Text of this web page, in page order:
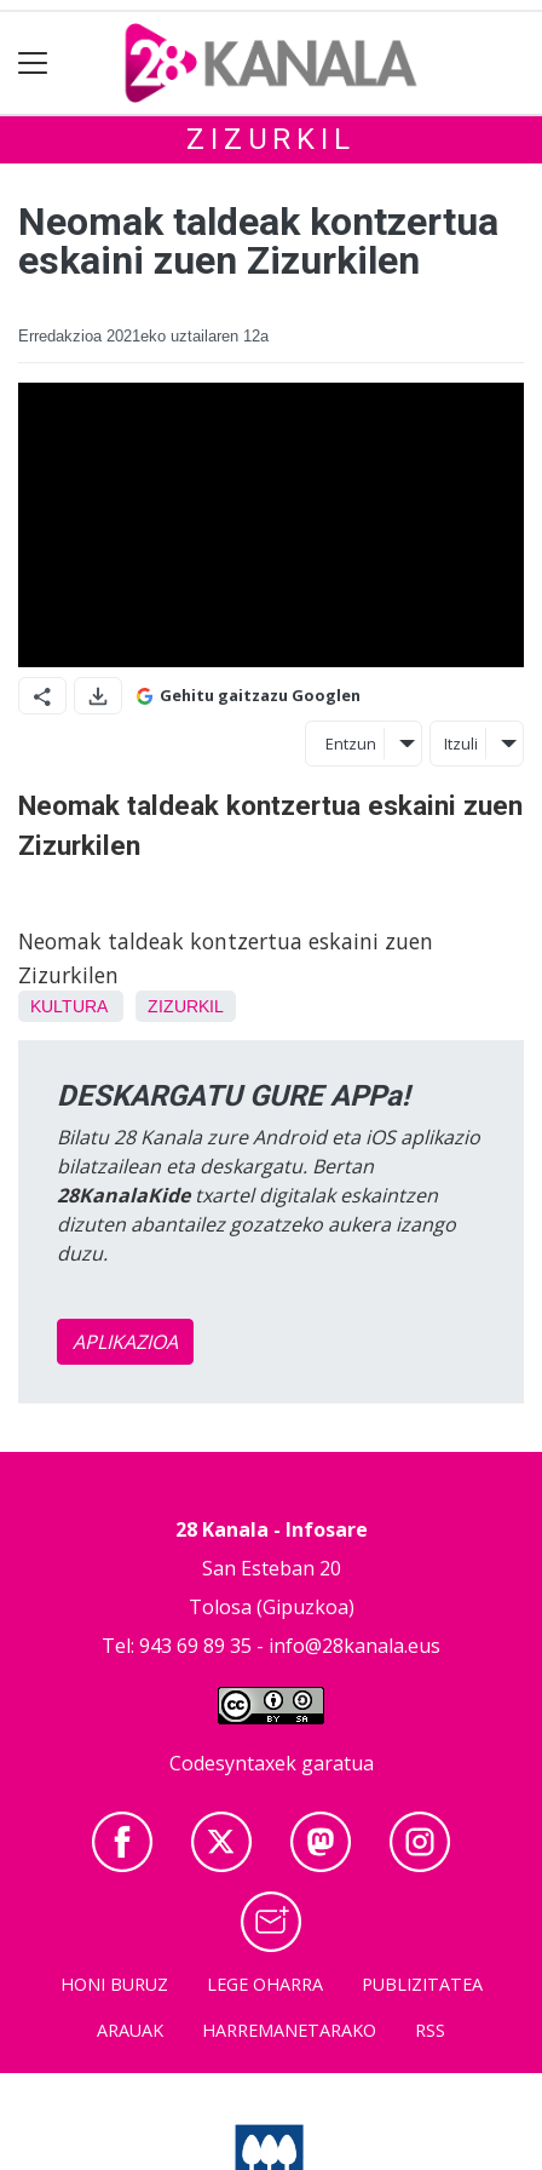
ZIZURKIL
Neomak taldeak kontzertua
eskaini zuen Zizurkilen
Erredakzioa 2021eko uztailaren 12a
Gehitu gaitzazu Googlen
Entzun Itzuli
Neomak taldeak kontzertua eskaini zuen
Zizurkilen
Neomak taldeak kontzertua eskaini zuen
Zizurkilen
KULTURA ZIZURKIL
DESKARGATU GURE APPa!
Bilatu 28 Kanala zure Android eta iOS aplikazio
bilatzailean eta deskargatu. Bertan
28KanalaKidetxartel digitalak eskaintzen
dizuten abantailez gozatzeko aukera izango
duzu.
APLIKAZIOA
28 Kanala - Infosare
San Esteban 20
Tolosa (Gipuzkoa)
Tel: 943 69 89 35 - info@28kanala.eus
Codesyntaxek garatua
HONI BURUZ LEGE OHARRA
PUBLIZITATEA
ARAUAK
HARREMANETARAKO RSS